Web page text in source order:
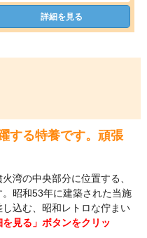
詳細を見る
する特養です。頑張
湾の中央部分に位置する、
昭和53年に建築された当施
込む、昭和レトロな佇まい
見る」ボタンをクリッ